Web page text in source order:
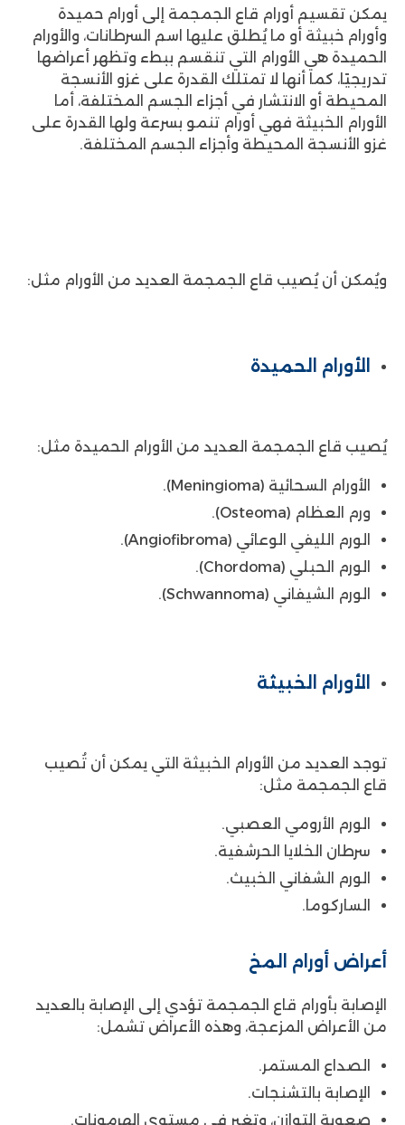
يمكن تقسيم أورام قاع الجمجمة إلى أورام حميدة
وأورام خبيثة أو ما يُطلق عليها اسم السرطانات، والأورام
الحميدة هي الأورام التي تنقسم ببطء وتظهر أعراضها
تدريجيًا، كما أنها لا تمتلك القدرة على غزو الأنسجة
المحيطة أو الانتشار في أجزاء الجسم المختلفة، أما
الأورام الخبيثة فهي أورام تنمو بسرعة ولها القدرة على
غزو الأنسجة المحيطة وأجزاء الجسم المختلفة.
ويُمكن أن يُصيب قاع الجمجمة العديد من الأورام مثل:
الأورام الحميدة
يُصيب قاع الجمجمة العديد من الأورام الحميدة مثل:
الأورام السحائية (Meningioma).
ورم العظام (Osteoma).
الورم الليفي الوعائي (Angiofibroma).
الورم الحبلي (Chordoma).
الورم الشيفاني (Schwannoma).
الأورام الخبيثة
توجد العديد من الأورام الخبيثة التي يمكن أن تُصيب
قاع الجمجمة مثل:
الورم الأرومي العصبي.
سرطان الخلايا الحرشفية.
الورم الشفاني الخبيث.
الساركوما.
أعراض أورام المخ
الإصابة بأورام قاع الجمجمة تؤدي إلى الإصابة بالعديد
من الأعراض المزعجة، وهذه الأعراض تشمل:
الصداع المستمر.
الإصابة بالتشنجات.
صعوبة التوازن، وتغير في مستوى الهرمونات.